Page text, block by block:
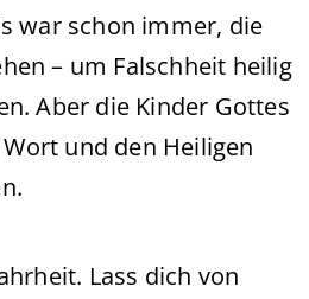
war schon immer, die
– um Falschheit heilig
Aber die Kinder Gottes
und den Heiligen
Lass dich von